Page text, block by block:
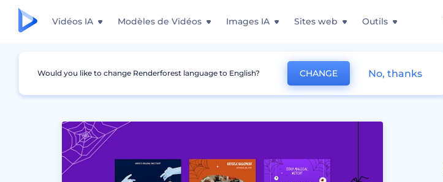
Vidéos IA Modèles de Vidéos Images IA Sites web Outils
Graphismes Publication Instagram Pack de promotion des soldes d'Halloween
Would you like to change Renderforest language to English? CHANGE No, thanks